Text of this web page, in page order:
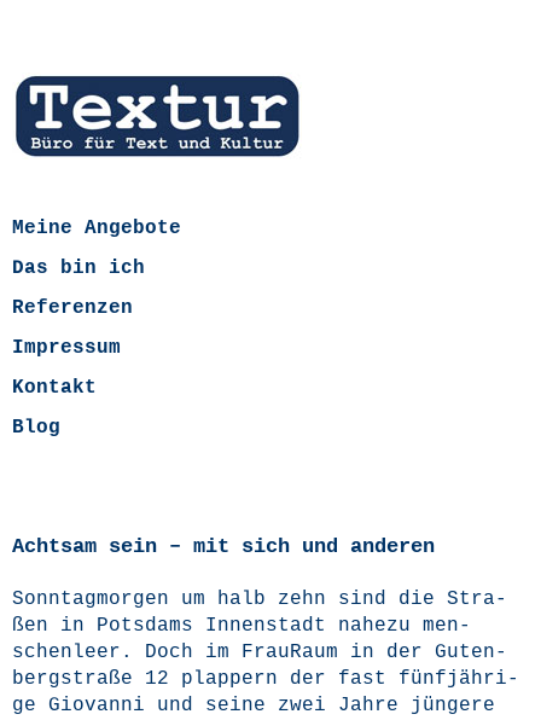
Meine Angebote
Das bin ich
Referenzen
Impressum
Kontakt
Blog
Achtsam sein – mit sich und anderen
Sonn­tag­mor­gen um halb zehn sind die Stra­
ßen in Pots­dams Innen­stadt nahe­zu men­
schen­leer. Doch im Frau­Raum in der Guten­
berg­stra­ße 12 plap­pern der fast fünf­jäh­ri­
ge Gio­van­ni und sei­ne zwei Jah­re jün­ge­re